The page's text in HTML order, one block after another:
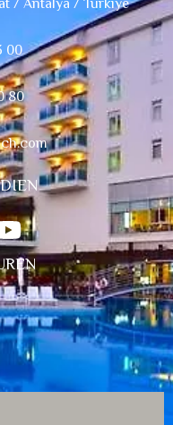
/ Antalya / Türkiye
00
80